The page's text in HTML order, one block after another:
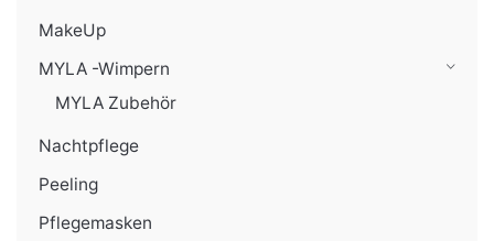
MakeUp
MYLA -Wimpern
MYLA Zubehör
Nachtpflege
Peeling
Pflegemasken